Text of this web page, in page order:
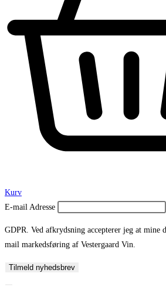
Kurv
E-mail Adresse
GDPR. Ved afkrydsning accepterer jeg at mine
mail markedsføring af Vestergaard Vin.
Tilmeld nyhedsbrev